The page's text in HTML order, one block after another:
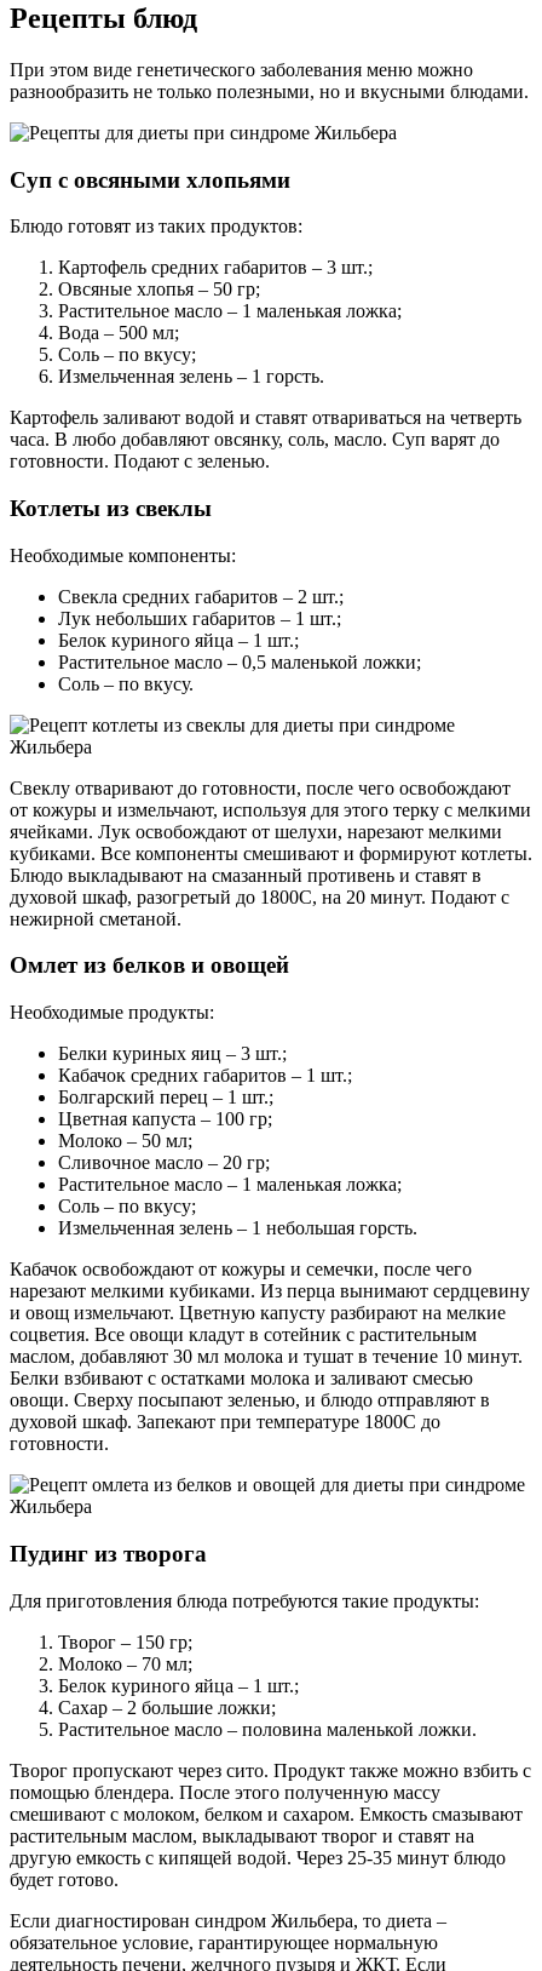
Рецепты блюд
При этом виде генетического заболевания меню можно
разнообразить не только полезными, но и вкусными блюдами.
Суп с овсяными хлопьями
Блюдо готовят из таких продуктов:
Картофель средних габаритов – 3 шт.;
Овсяные хлопья – 50 гр;
Растительное масло – 1 маленькая ложка;
Вода – 500 мл;
Соль – по вкусу;
Измельченная зелень – 1 горсть.
Картофель заливают водой и ставят отвариваться на четверть
часа. В любо добавляют овсянку, соль, масло. Суп варят до
готовности. Подают с зеленью.
Котлеты из свеклы
Необходимые компоненты:
Свекла средних габаритов – 2 шт.;
Лук небольших габаритов – 1 шт.;
Белок куриного яйца – 1 шт.;
Растительное масло – 0,5 маленькой ложки;
Соль – по вкусу.
Свеклу отваривают до готовности, после чего освобождают
от кожуры и измельчают, используя для этого терку с мелкими
ячейками. Лук освобождают от шелухи, нарезают мелкими
кубиками. Все компоненты смешивают и формируют котлеты.
Блюдо выкладывают на смазанный противень и ставят в
духовой шкаф, разогретый до 1800С, на 20 минут. Подают с
нежирной сметаной.
Омлет из белков и овощей
Необходимые продукты:
Белки куриных яиц – 3 шт.;
Кабачок средних габаритов – 1 шт.;
Болгарский перец – 1 шт.;
Цветная капуста – 100 гр;
Молоко – 50 мл;
Сливочное масло – 20 гр;
Растительное масло – 1 маленькая ложка;
Соль – по вкусу;
Измельченная зелень – 1 небольшая горсть.
Кабачок освобождают от кожуры и семечки, после чего
нарезают мелкими кубиками. Из перца вынимают сердцевину
и овощ измельчают. Цветную капусту разбирают на мелкие
соцветия. Все овощи кладут в сотейник с растительным
маслом, добавляют 30 мл молока и тушат в течение 10 минут.
Белки взбивают с остатками молока и заливают смесью
овощи. Сверху посыпают зеленью, и блюдо отправляют в
духовой шкаф. Запекают при температуре 1800С до
готовности.
Пудинг из творога
Для приготовления блюда потребуются такие продукты:
Творог – 150 гр;
Молоко – 70 мл;
Белок куриного яйца – 1 шт.;
Сахар – 2 большие ложки;
Растительное масло – половина маленькой ложки.
Творог пропускают через сито. Продукт также можно взбить с
помощью блендера. После этого полученную массу
смешивают с молоком, белком и сахаром. Емкость смазывают
растительным маслом, выкладывают творог и ставят на
другую емкость с кипящей водой. Через 25-35 минут блюдо
будет готово.
Если диагностирован синдром Жильбера, то диета –
обязательное условие, гарантирующее нормальную
деятельность печени, желчного пузыря и ЖКТ. Если